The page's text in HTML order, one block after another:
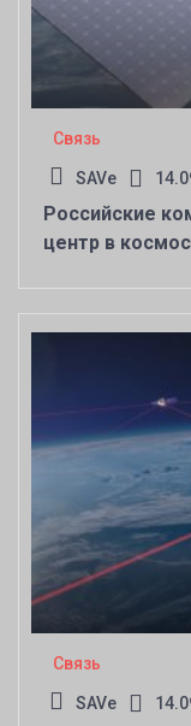
Связь
SAVe
Российские
центр в космос
Связь
SAVe